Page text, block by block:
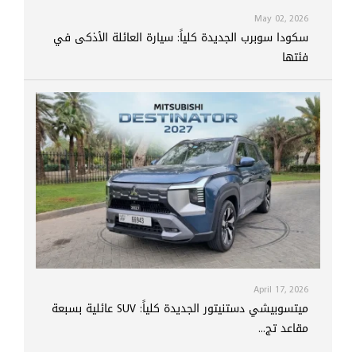
May 02, 2026
سكودا سوبرب الجديدة كلياً: سيارة العائلة الأذكى في
فئتها
April 17, 2026
ميتسوبيشي دستنيتور الجديدة كلياً: SUV عائلية بسبعة
مقاعد تج...